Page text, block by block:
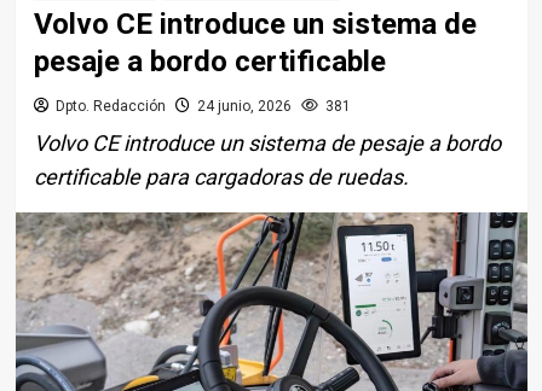
Volvo CE introduce un sistema de
pesaje a bordo certificable
Dpto. Redacción 24 junio, 2026 381
Volvo CE introduce un sistema de pesaje a bordo
certificable para cargadoras de ruedas.